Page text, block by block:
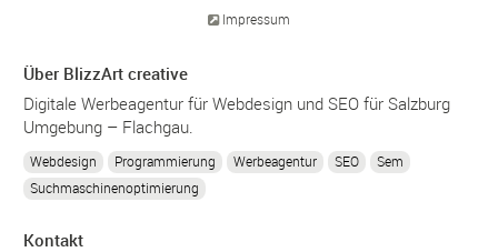
Impressum
Über BlizzArt creative
Digitale Werbeagentur für Webdesign und SEO für Salzburg
Umgebung – Flachgau.
Webdesign Programmierung Werbeagentur SEO
Sem
Suchmaschinenoptimierung
Kontakt